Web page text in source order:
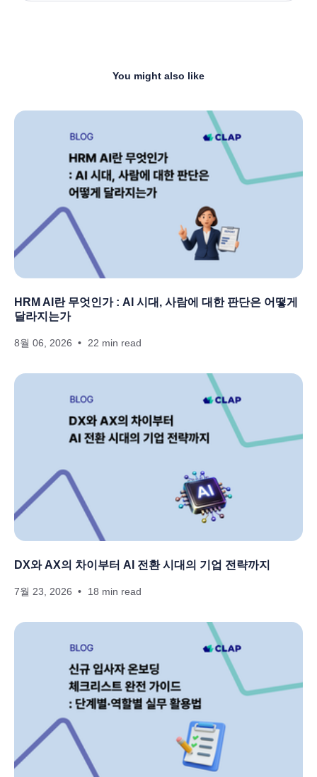
You might also like
HRM AI란 무엇인가 : AI 시대, 사람에 대한 판단은 어떻게
달라지는가
8월 06, 2026 22 min read
DX와 AX의 차이부터 AI 전환 시대의 기업 전략까지
7월 23, 2026 18 min read